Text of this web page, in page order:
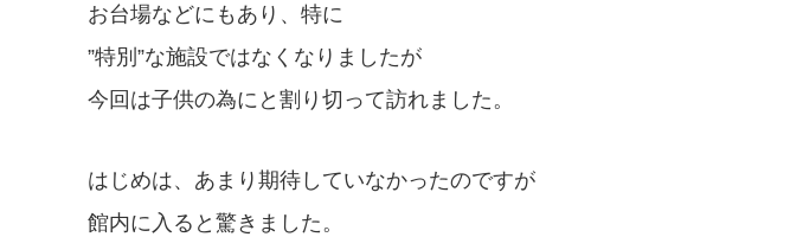
お台場などにもあり、特に
”特別”な施設ではなくなりましたが
今回は子供の為にと割り切って訪れました。
はじめは、あまり期待していなかったのですが
館内に入ると驚きました。